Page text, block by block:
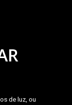
de luz, ou